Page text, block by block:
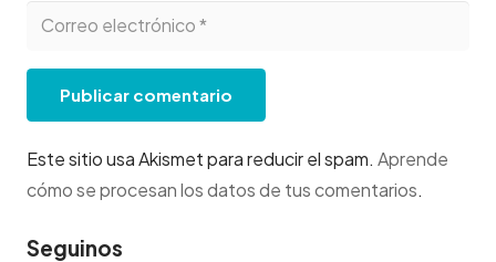
Publicar comentario
Este sitio usa Akismet para reducir el spam. Aprende
cómo se procesan los datos de tus comentarios.
Seguinos